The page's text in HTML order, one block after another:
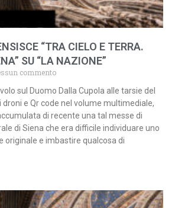
“TRA CIELO E TERRA.
SU “LA NAZIONE”
commento
volo sul Duomo Dalla Cupola alle tarsie del
e Qr code nel volume multimediale,
di recente una tal messe di
di Siena che era difficile individuare uno
originale e imbastire qualcosa di